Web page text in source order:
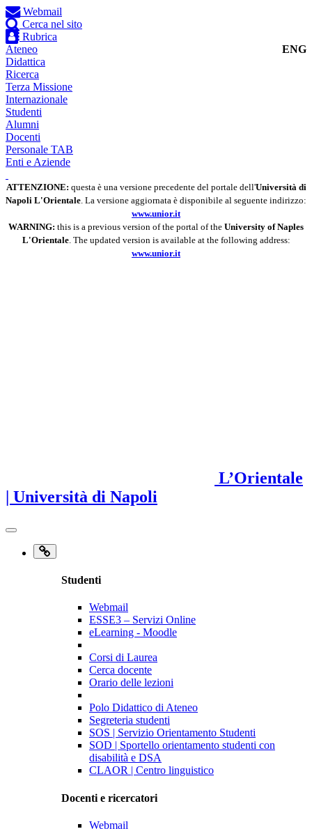
Webmail
Cerca nel sito
Rubrica
ENG
Ateneo
Didattica
Ricerca
Terza Missione
Internazionale
Studenti
Alumni
Docenti
Personale TAB
Enti e Aziende
ATTENZIONE: questa è una versione precedente del portale dell'Università di
Napoli L'Orientale. La versione aggiornata è disponibile al seguente indirizzo:
www.unior.it
WARNING: this is a previous version of the portal of the University of Naples
L'Orientale. The updated version is available at the following address:
www.unior.it
L’Orientale
| Università di Napoli
Studenti
Webmail
ESSE3 – Servizi Online
eLearning - Moodle
Corsi di Laurea
Cerca docente
Orario delle lezioni
Polo Didattico di Ateneo
Segreteria studenti
SOS | Servizio Orientamento Studenti
SOD | Sportello orientamento studenti con
disabilità e DSA
CLAOR | Centro linguistico
Docenti e ricercatori
Webmail